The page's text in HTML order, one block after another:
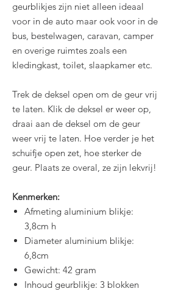
geurblikjes zijn niet alleen ideaal
voor in de auto maar ook voor in de
bus, bestelwagen, caravan, camper
en overige ruimtes zoals een
kledingkast, toilet, slaapkamer etc.
Trek de deksel open om de geur vrij
te laten. Klik de deksel er weer op,
draai aan de deksel om de geur
weer vrij te laten. Hoe verder je het
schuifje open zet, hoe sterker de
geur. Plaats ze overal, ze zijn lekvrij!
Kenmerken:
Afmeting aluminium blikje:
3,8cm h
Diameter aluminium blikje:
6,8cm
Gewicht: 42 gram
Inhoud geurblikje: 3 blokken